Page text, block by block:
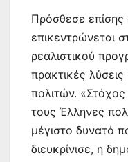
Πρόσθεσε επίσης
επικεντρώνεται
ρεαλιστικού
πρακτικές
πολιτών.
τους Έλληνες
μέγιστο δυνατό
διευκρίνισε, η